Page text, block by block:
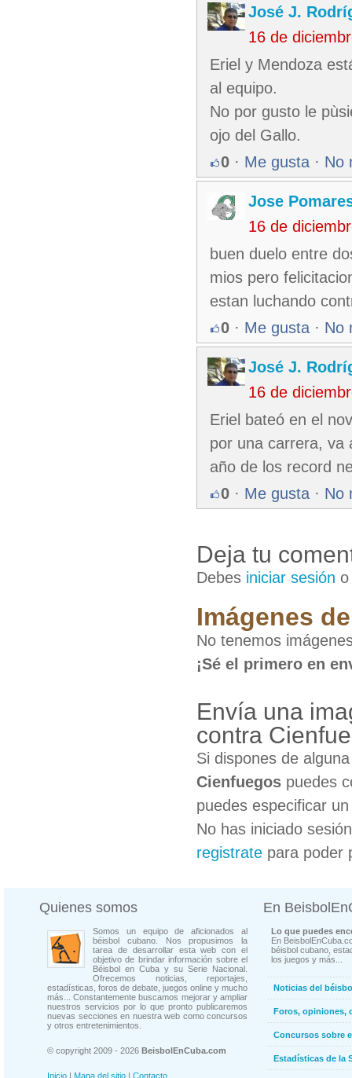
José J.
16 de
Eriel y Mendoza
al equipo.
No por gusto le
ojo del Gallo.
0 · Me gusta · No
Jose
16 de
buen duelo entre
mios pero
estan luchando
0 · Me gusta · No
José J.
16 de
Eriel bateó en el
por una carrera, va
año de los record
0 · Me gusta · No
Deja tu
Debes iniciar sesión
Imágenes
No tenemos
¡Sé el primero en
Envía una
contra
Si dispones de
Cienfuegos puedes
puedes especificar
No has iniciado
registrate para poder
Quienes somos
Somos un equipo de aficionados al
béisbol cubano. Nos propusimos la
tarea de desarrollar esta web con el
objetivo de brindar información sobre el
Béisbol en Cuba y su Serie Nacional.
Ofrecemos noticias, reportajes,
estadísticas, foros de debate, juegos online y mucho
más... Constantemente buscamos mejorar y ampliar
nuestros servicios por lo que pronto publicaremos
nuevas secciones en nuestra web como concursos
y otros entretenimientos.
© copyright 2009 - 2026 BeisbolEnCuba.com
Inicio | Mapa del sitio | Contacto
En
Lo que puedes
En
béisbol cubano,
los juegos y más...
Noticias del
Foros, opiniones,
Concursos sobre
Estadísticas de la